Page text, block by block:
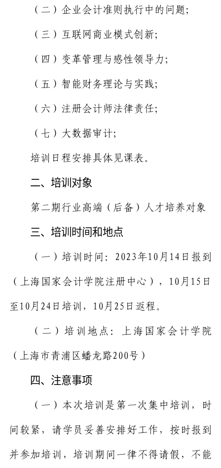
（二）企业会计准则执行中的问题；
（三）互联网商业模式创新；
（四）变革管理与感性领导力；
（五）智能财务理论与实践；
（六）注册会计师法律责任；
（七）大数据审计；
培训日程安排具体见课表。
二、培训对象
第二期行业高端（后备）人才培养对象
三、培训时间和地点
（一）培训时间： 2023年10 月 14 日报到
（上海国家会计学院注册中心）， 10 月 15 日
至 10 月 24 日培训， 10 月 25 日返程。
（二）培训地点：上海国家会计学院
（上海市青浦区蟠龙路200号）
四、注意事项
（一） 本次培训是第一次集中培训，时
间较紧，请学员妥善安排好工作，按时报到
并参加培训，培训期间一律不得请假，不能